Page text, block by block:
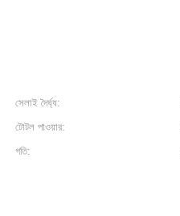
সেলাই দৈর্ঘ্য:
টোটল পাওয়ার:
গতি: